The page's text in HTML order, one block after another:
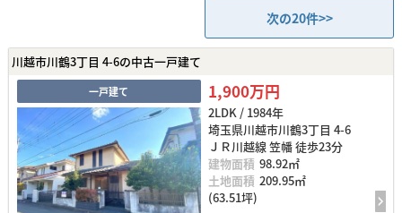
次の20件>>
川越市川鶴3丁目 4-6の中古一戸建て
一戸建て 1,900万円
2LDK / 1984年
埼玉県川越市川鶴3丁目 4-6
ＪＲ川越線 笠幡 徒歩23分
建物面積 98.92㎡
土地面積 209.95㎡
(63.51坪)